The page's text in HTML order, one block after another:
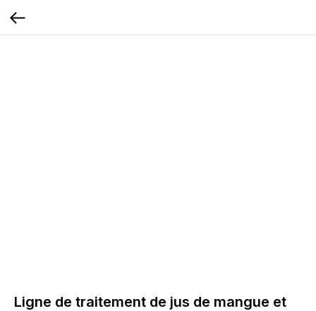
Ligne de traitement de jus de mangue et